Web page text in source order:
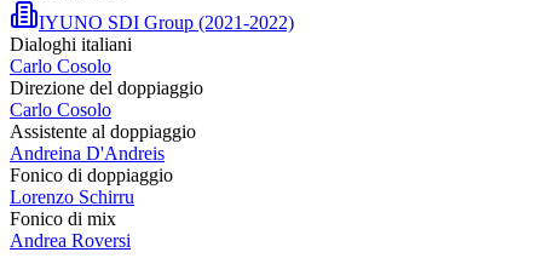
IYUNO SDI Group (2021-2022)
Dialoghi italiani
Carlo Cosolo
Direzione del doppiaggio
Carlo Cosolo
Assistente al doppiaggio
Andreina D'Andreis
Fonico di doppiaggio
Lorenzo Schirru
Fonico di mix
Andrea Roversi